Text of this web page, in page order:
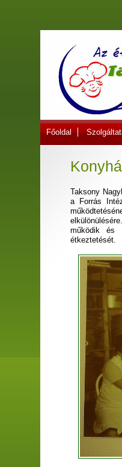
Főoldal
Taksony
a Forrás
működik és
étkeztetését.